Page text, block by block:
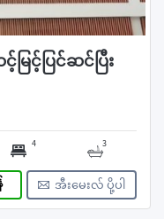
မြင့်ပြင်ဆင်ပြီး
4 3
အီးမေးလ် ပို့ပါ